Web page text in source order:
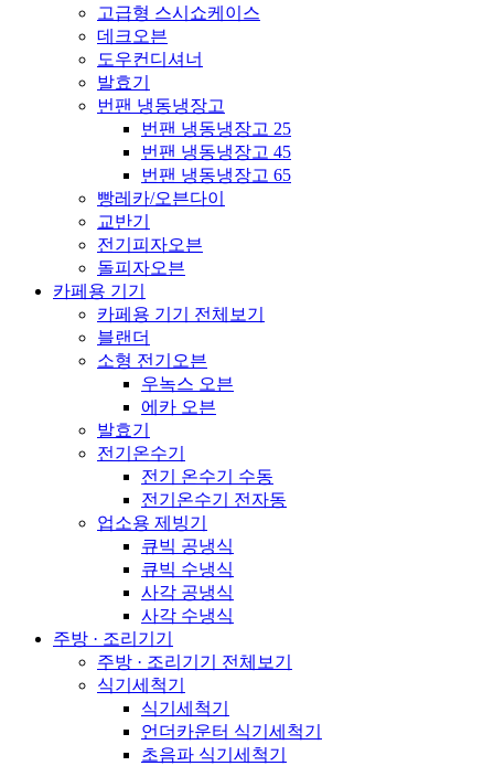
고급형 스시쇼케이스
데크오븐
도우컨디셔너
발효기
번팬 냉동냉장고
번팬 냉동냉장고 25
번팬 냉동냉장고 45
번팬 냉동냉장고 65
빵레카/오븐다이
교반기
전기피자오븐
돌피자오븐
카페용 기기
카페용 기기 전체보기
블랜더
소형 전기오븐
우녹스 오븐
에카 오븐
발효기
전기온수기
전기 온수기 수동
전기온수기 전자동
업소용 제빙기
큐빅 공냉식
큐빅 수냉식
사각 공냉식
사각 수냉식
주방 · 조리기기
주방 · 조리기기 전체보기
식기세척기
식기세척기
언더카운터 식기세척기
초음파 식기세척기